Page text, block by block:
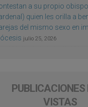
a su propio
quien les orilla a
del mismo sexo en
julio 25, 2026
VISTAS